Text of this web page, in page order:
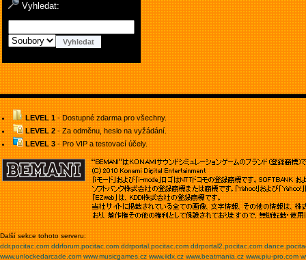
Vyhledat:
LEVEL 1- Dostupné zdarma pro všechny.
LEVEL 2- Za odměnu, heslo na vyžádání.
LEVEL 3- Pro VIP a testovací účely.
Další sekce tohoto serveru:
ddr.pocitac.com ddrforum.pocitac.com ddrportal.pocitac.com ddrportal2.pocitac.com
www.unlockedarcade.com www.musicgames.cz www.iidx.cz www.beatmania.cz www.piu-pro.com